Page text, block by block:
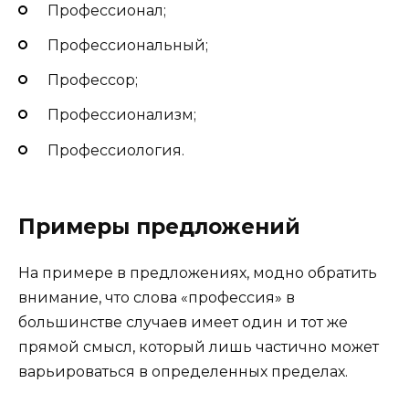
Профессионал;
Профессиональный;
Профессор;
Профессионализм;
Профессиология.
Примеры предложений
На примере в предложениях, модно обратить
внимание, что слова «профессия» в
большинстве случаев имеет один и тот же
прямой смысл, который лишь частично может
варьироваться в определенных пределах.